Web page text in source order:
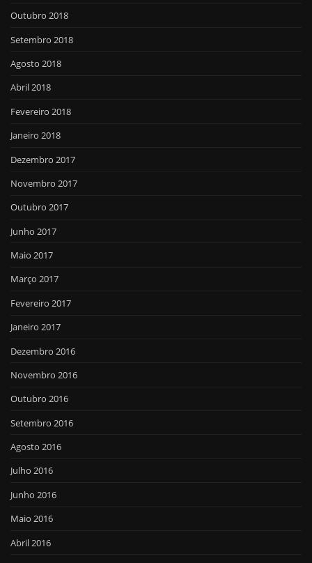
Outubro 2018
Setembro 2018
Agosto 2018
Abril 2018
Fevereiro 2018
Janeiro 2018
Dezembro 2017
Novembro 2017
Outubro 2017
Junho 2017
Maio 2017
Março 2017
Fevereiro 2017
Janeiro 2017
Dezembro 2016
Novembro 2016
Outubro 2016
Setembro 2016
Agosto 2016
Julho 2016
Junho 2016
Maio 2016
Abril 2016